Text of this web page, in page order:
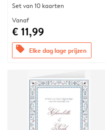
Set van 10 kaarten
Vanaf
€ 11,99
offers Elke dag lage prijzen